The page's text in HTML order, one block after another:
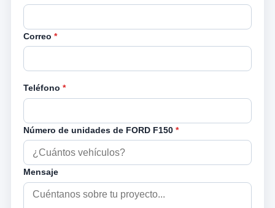
Correo *
Teléfono *
Número de unidades de FORD F150 *
Mensaje